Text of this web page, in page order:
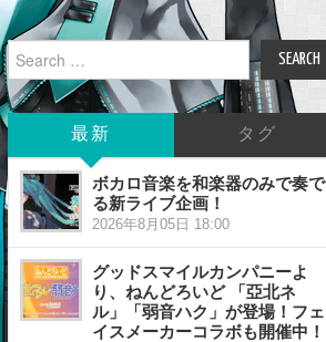
Search
for:
最新 タグ
ボカロ音楽を和楽器のみで奏で
る新ライブ企画！
2026年8月05日 18:00
グッドスマイルカンパニーよ
り、ねんどろいど 「亞北ネ
ル」「弱音ハク」が登場！フェ
イスメーカーコラボも開催中！